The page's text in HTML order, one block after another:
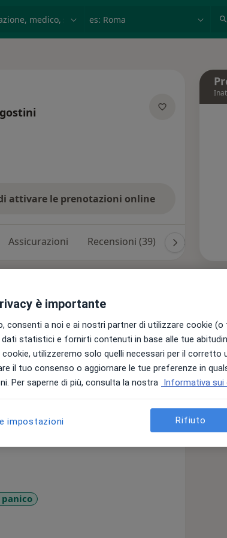
attivare le prenotazioni online
Assicurazioni Recensioni (39) Risposte ai
- Psicoterapeuta.
- Familiare mi ha formato nell'offrire
presenti delle criticità, le quali
Tali criticità portano
tale confronto può portare ad una
in sintomi e in blocchi
ognuno abbia una propria mappa
alla quale si orienta e si muove.
avere più o meno strade da
proprie azioni. E proprio in base
che ognuno opera le migliori scelte
è importante
consenti a noi e ai nostri partner di utilizzare cookie (o
statistici e fornirti contenuti in base alle tue
utilizzeremo solo quelli necessari per il corretto
il tuo consenso o aggiornare le tue preferenze in
Per saperne di più, consulta la nostra Informativa sui
impostazioni Rifiuto